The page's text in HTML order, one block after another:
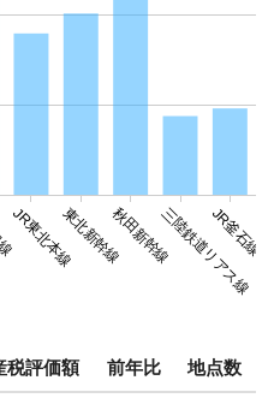
JR東北本線東北新幹線秋田新幹線三陸鉄道リアス線
JR釜石線
税評価額 前年比 地点数